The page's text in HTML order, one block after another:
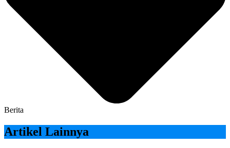
Berita
Artikel Lainnya